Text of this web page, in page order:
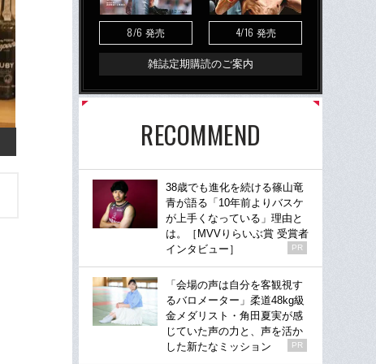
8/6 発売 4/16 発売
雑誌定期購読のご案内
RECOMMEND
38歳でも進化を続ける篠山竜
青が語る「10年前よりバスケ
が上手くなっている」理由と
は。［MVVりらいぶ賞 受賞者
インタビュー］
PR
「会場の声は自分を客観視す
るバロメーター」柔道48kg級
金メダリスト・角田夏実が感
じていた声の力と、声を活か
した新たなミッション
PR